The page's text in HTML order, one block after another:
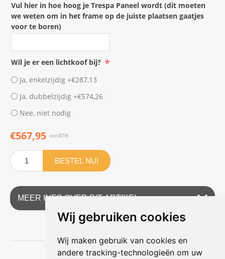
Wij gebruiken cookies
Wij maken gebruik van cookies en
andere tracking-technologieën om uw
Vul hier in hoe hoog je Trespa Paneel wordt (dit moeten
we weten om in het frame op de juiste plaatsen gaatjes
voor te boren)
Wil je er een lichtkoof bij? *
Ja, enkelzijdig +€287,13
Ja, dubbelzijdig +€574,26
Nee, niet nodig
€567,95 excl.BTW
BESTEL NU!
MEER INFO OVER DIT ARTIKEL